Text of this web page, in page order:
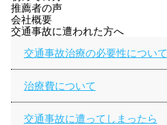
推薦者の声
会社概要
交通事故に遭われた方へ
交通事故治療の必要性について
治療費について
交通事故に遭ってしまったら